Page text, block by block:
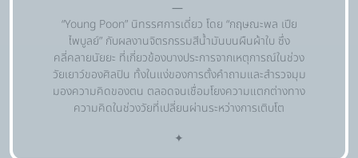
“Young Poon” นิทรรศการเดี่ยว โดย “กฤษณะพล เปีย
ไพบูลย์” กับผลงานจิตรกรรมสีน้ำมันบนผืนผ้าใบ ซึ่ง
คลี่คลายนัยยะ ที่เกี่ยวข้องบางประการจากเหตุการณ์ในช่วง
วัยเยาว์ของศิลปิน ทั้งในแง่ของการตั้งคำถามและสำรวจมุม
มองความคิดของตน ตลอดจนเชื่อมโยงความแตกต่างทาง
ความคิดในช่วงวัยที่เปลี่ยนผ่านระหว่างการเติบโต
✦